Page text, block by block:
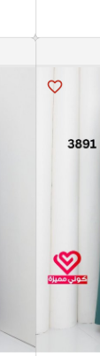
favorite_border